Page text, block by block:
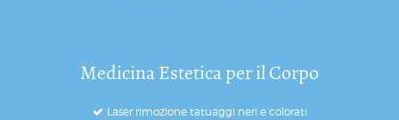
Medicina Estetica per il Corpo
Laser rimozione tatuaggi neri e colorati